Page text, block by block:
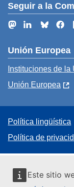
Este sitio
Seguir a la
MastodonLinkedIn
Unión Europea
Instituciones de la
Unión Europea
Política lingüística
Política de